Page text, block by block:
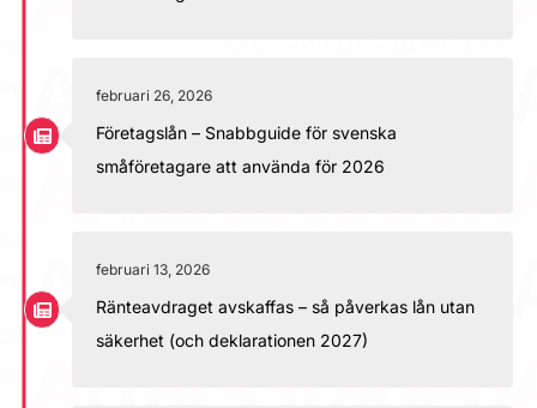
februari 26, 2026
Företagslån – Snabbguide för svenska
småföretagare att använda för 2026
februari 13, 2026
Ränteavdraget avskaffas – så påverkas lån utan
säkerhet (och deklarationen 2027)